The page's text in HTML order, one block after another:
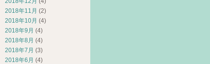
2018年11月 (2)
2018年10月 (4)
2018年9月 (4)
2018年8月 (4)
2018年7月 (3)
2018年6月 (4)